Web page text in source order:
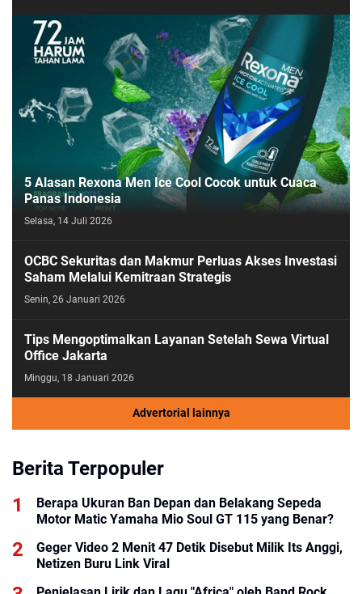
5 Alasan Rexona Men Ice Cool Cocok untuk Cuaca
Panas Indonesia
Selasa, 14 Juli 2026
OCBC Sekuritas dan Makmur Perluas Akses Investasi
Saham Melalui Kemitraan Strategis
Senin, 26 Januari 2026
Tips Mengoptimalkan Layanan Setelah Sewa Virtual
Office Jakarta
Minggu, 18 Januari 2026
Advertorial lainnya
Berita Terpopuler
Berapa Ukuran Ban Depan dan Belakang Sepeda
Motor Matic Yamaha Mio Soul GT 115 yang Benar?
Geger Video 2 Menit 47 Detik Disebut Milik Its Anggi,
Netizen Buru Link Viral